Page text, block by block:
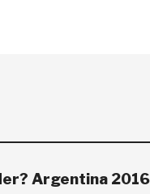
Argentina